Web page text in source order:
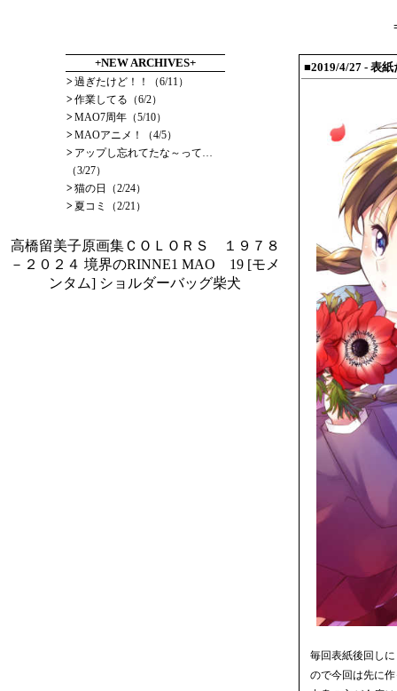
+NEW ARCHIVES+
>過ぎたけど！！（6/11）
>作業してる（6/2）
>MAO7周年（5/10）
>MAOアニメ！（4/5）
> アップし忘れてたな～って…
（3/27）
>猫の日（2/24）
>夏コミ（2/21）
高橋留美子原画集ＣＯＬＯＲＳ １９７８
－２０２４ 境界のRINNE1 MAO 19 [モメ
ンタム] ショルダーバッグ柴犬
■2019/4/27 - 表
毎回表紙後回し
ので今回は先に